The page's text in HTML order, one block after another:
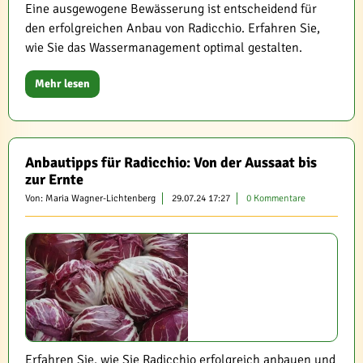
Eine ausgewogene Bewässerung ist entscheidend für
den erfolgreichen Anbau von Radicchio. Erfahren Sie,
wie Sie das Wassermanagement optimal gestalten.
Mehr lesen
Anbautipps für Radicchio: Von der Aussaat bis
zur Ernte
Von: Maria Wagner-Lichtenberg 29.07.24 17:27 0 Kommentare
Erfahren Sie, wie Sie Radicchio erfolgreich anbauen und